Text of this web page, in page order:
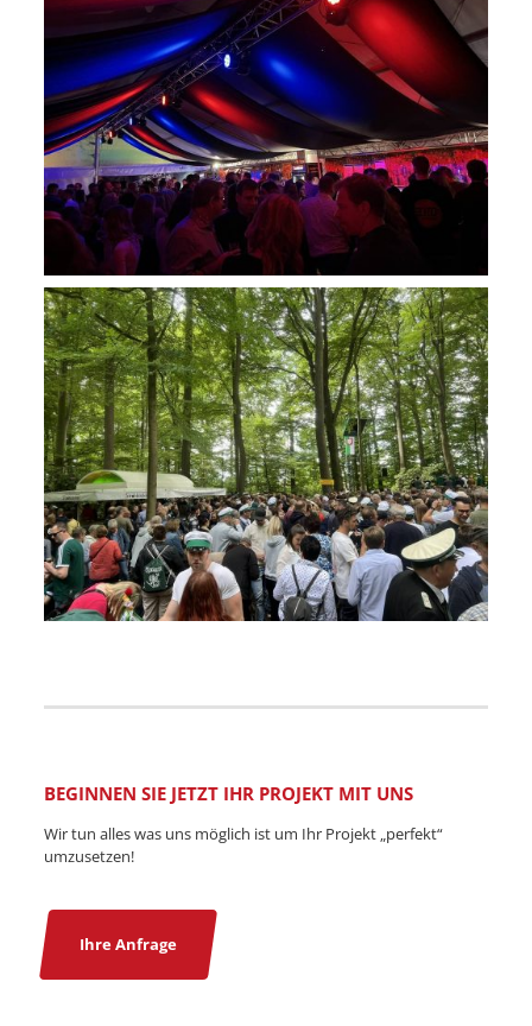
BEGINNEN SIE JETZT IHR PROJEKT MIT UNS
Wir tun alles was uns möglich ist um Ihr Projekt „perfekt“
umzusetzen!
Ihre Anfrage